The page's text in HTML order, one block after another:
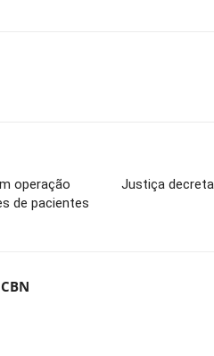
operação
de pacientes
Justiça